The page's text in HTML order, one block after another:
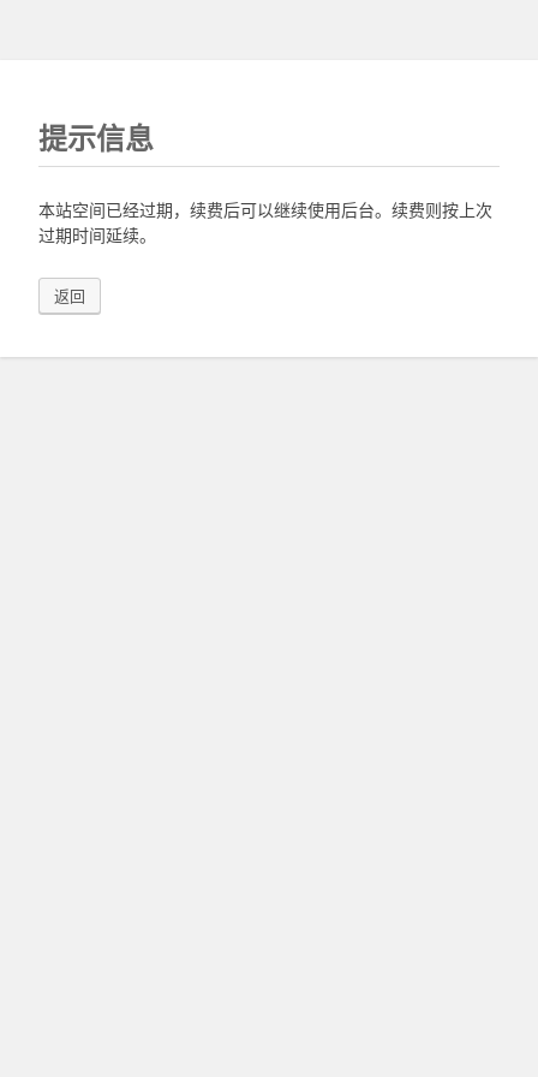
提示信息
本站空间已经过期，续费后可以继续使用后台。续费则按上次
过期时间延续。
返回